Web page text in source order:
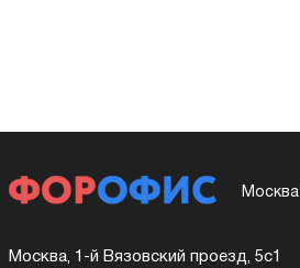
Москва
Москва, 1-й Вязовский проезд, 5с1